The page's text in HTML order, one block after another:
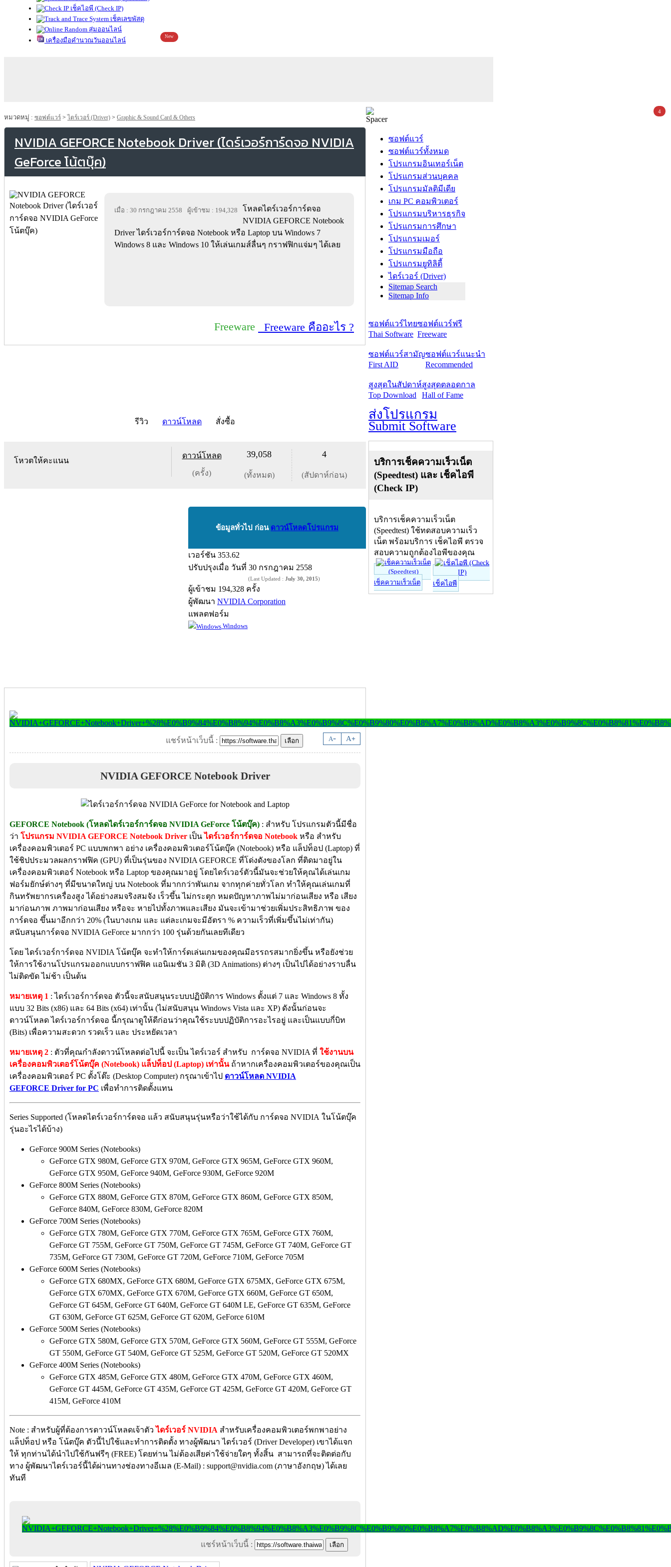
เช็คไอพี (Check IP)
เช็คเลขพัสดุ
สุ่มออนไลน์
เครื่องมือคำนวณวันออนไลน์
New
หมวดหมู่ : ซอฟต์แวร์ > ไดร์เวอร์ (Driver) > Graphic & Sound Card & Others
NVIDIA GEFORCE Notebook Driver (ไดร์เวอร์การ์ดจอ NVIDIA
GeForce โน้ตบุ๊ค)
เมื่อ : 30 กรกฎาคม 2558 ผู้เข้าชม : 194,328
โหลดไดร์เวอร์การ์ดจอ
NVIDIA GEFORCE Notebook
Driver ไดร์เวอร์การ์ดจอ Notebook หรือ Laptop บน Windows 7
Windows 8 และ Windows 10 ให้เล่นเกมส์ลื่นๆ กราฟฟิกแจ่มๆ ได้เลย
Freeware Freeware คืออะไร ?
รีวิว ดาวน์โหลด สั่งซื้อ
โหวตให้คะแนน
ดาวน์โหลด
(ครั้ง)
39,058
(ทั้งหมด)
4
(สัปดาห์ก่อน)
ข้อมูลทั่วไป ก่อน ดาวน์โหลดโปรแกรม
เวอร์ชัน 353.62
ปรับปรุงเมื่อ วันที่ 30 กรกฎาคม 2558
(Last Updated : July 30, 2015)
ผู้เข้าชม 194,328 ครั้ง
ผู้พัฒนา NVIDIA Corporation
แพลตฟอร์ม
Windows
A- A+
แชร์หน้าเว็บนี้ :
NVIDIA GEFORCE Notebook Driver
GEFORCE Notebook (โหลดไดร์เวอร์การ์ดจอ NVIDIA GeForce โน้ตบุ๊ค) : สำหรับ โปรแกรมตัวนี้มีชื่อ
ว่า โปรแกรม NVIDIA GEFORCE Notebook Driver เป็นไดร์เวอร์การ์ดจอ Notebook หรือ สำหรับ
เครื่องคอมพิวเตอร์ PC แบบพกพา อย่าง เครื่องคอมพิวเตอร์โน้ตบุ๊ค (Notebook) หรือ แล็ปท็อป (Laptop) ที่
ใช้ชิปประมวลผลกราฟฟิค (GPU) ที่เป็นรุ่นของ NVIDIA GEFORCE ที่โด่งดังของโลก ที่ติดมาอยู่ใน
เครื่องคอมพิวเตอร์ Notebook หรือ Laptop ของคุณมาอยู่ โดยไดร์เวอร์ตัวนี้มันจะช่วยให้คุณได้เล่นเกม
ฟอร์มยักษ์ต่างๆ ที่มีขนาดใหญ่ บน Notebook ที่มากกว่าพันเกม จากทุกค่ายทั่วโลก ทำให้คุณเล่นเกมที่
กินทรัพยากรเครื่องสูง ได้อย่างสมจริงสมจัง เร็วขึ้น ไม่กระตุก หมดปัญหาภาพไม่มาก่อนเสียง หรือ เสียง
มาก่อนภาพ ภาพมาก่อนเสียง หรือจะ หายไปทั้งภาพและเสียง มันจะเข้ามาช่วยเพิ่มประสิทธิภาพ ของ
การ์ดจอ ขึ้นมาอีกกว่า 20% (ในบางเกม และ แต่ละเกมจะมีอัตรา % ความเร็วที่เพิ่มขึ้นไม่เท่ากัน)
สนับสนุนการ์ดจอ NVIDIA GeForce มากกว่า 100 รุ่นด้วยกันเลยทีเดียว
โดย ไดร์เวอร์การ์ดจอ NVIDIA โน้ตบุ๊ค จะทำให้การ์ดเล่นเกมของคุณมีอรรถรสมากยิ่งขึ้น หรือยังช่วย
ให้การใช้งานโปรแกรมออกแบบกราฟฟิค แอนิเมชัน 3 มิติ (3D Animations) ต่างๆ เป็นไปได้อย่างราบลื่น
ไม่ติดขัด ไม่ช้า เป็นต้น
หมายเหตุ 1 : ไดร์เวอร์การ์ดจอ ตัวนี้จะสนับสนุนระบบปฏิบัติการ Windows ตั้งแต่ 7 และ Windows 8 ทั้ง
แบบ 32 Bits (x86) และ 64 Bits (x64) เท่านั้น (ไม่สนับสนุน Windows Vista และ XP) ดังนั้นก่อนจะ
ดาวน์โหลด ไดร์เวอร์การ์ดจอ นี้กรุณาดูให้ดีก่อนว่าคุณใช้ระบบปฏิบัติการอะไรอยู่ และเป็นแบบกี่บิท
(Bits) เพื่อความสะดวก รวดเร็ว และ ประหยัดเวลา
หมายเหตุ 2 : ตัวที่คุณกำลังดาวน์โหลดต่อไปนี้ จะเป็น ไดร์เวอร์ สำหรับ การ์ดจอ NVIDIA ที่ ใช้งานบน
เครื่องคอมพิวเตอร์โน้ตบุ๊ค (Notebook) แล็ปท็อป (Laptop) เท่านั้นถ้าหากเครื่องคอมพิวเตอร์ของคุณเป็น
เครื่องคอมพิวเตอร์ PC ตั้งโต๊ะ (Desktop Computer) กรุณาเข้าไป ดาวน์โหลด NVIDIA
GEFORCE Driver for PC เพื่อทำการติดตั้งแทน
Series Supported (โหลดไดร์เวอร์การ์ดจอ แล้ว สนับสนุนรุ่นหรือว่าใช้ได้กับ การ์ดจอ NVIDIA ในโน้ตบุ๊ค
รุ่นอะไรได้บ้าง)
GeForce 900M Series (Notebooks)
GeForce GTX 980M, GeForce GTX 970M, GeForce GTX 965M, GeForce GTX 960M,
GeForce GTX 950M, GeForce 940M, GeForce 930M, GeForce 920M
GeForce 800M Series (Notebooks)
GeForce GTX 880M, GeForce GTX 870M, GeForce GTX 860M, GeForce GTX 850M,
GeForce 840M, GeForce 830M, GeForce 820M
GeForce 700M Series (Notebooks)
GeForce GTX 780M, GeForce GTX 770M, GeForce GTX 765M, GeForce GTX 760M,
GeForce GT 755M, GeForce GT 750M, GeForce GT 745M, GeForce GT 740M, GeForce GT
735M, GeForce GT 730M, GeForce GT 720M, GeForce 710M, GeForce 705M
GeForce 600M Series (Notebooks)
GeForce GTX 680MX, GeForce GTX 680M, GeForce GTX 675MX, GeForce GTX 675M,
GeForce GTX 670MX, GeForce GTX 670M, GeForce GTX 660M, GeForce GT 650M,
GeForce GT 645M, GeForce GT 640M, GeForce GT 640M LE, GeForce GT 635M, GeForce
GT 630M, GeForce GT 625M, GeForce GT 620M, GeForce 610M
GeForce 500M Series (Notebooks)
GeForce GTX 580M, GeForce GTX 570M, GeForce GTX 560M, GeForce GT 555M, GeForce
GT 550M, GeForce GT 540M, GeForce GT 525M, GeForce GT 520M, GeForce GT 520MX
GeForce 400M Series (Notebooks)
GeForce GTX 485M, GeForce GTX 480M, GeForce GTX 470M, GeForce GTX 460M,
GeForce GT 445M, GeForce GT 435M, GeForce GT 425M, GeForce GT 420M, GeForce GT
415M, GeForce 410M
Note : สำหรับผู้ที่ต้องการดาวน์โหลดเจ้าตัวไดร์เวอร์ NVIDIA สำหรับเครื่องคอมพิวเตอร์พกพาอย่าง
แล็ปท็อป หรือ โน้ตบุ๊ค ตัวนี้ไปใช้และทำการติดตั้ง ทางผู้พัฒนา ไดร์เวอร์ (Driver Developer) เขาได้แจก
ให้ ทุกท่านได้นำไปใช้กันฟรีๆ (FREE) โดยท่าน ไม่ต้องเสียค่าใช้จ่ายใดๆ ทั้งสิ้น สามารถที่จะติดต่อกับ
ทาง ผู้พัฒนาไดร์เวอร์นี้ได้ผ่านทางช่องทางอีเมล (E-Mail) : support@nvidia.com (ภาษาอังกฤษ) ได้เลย
ทันที
แชร์หน้าเว็บนี้ :
ซอฟต์แวร์
ซอฟต์แวร์ทั้งหมด
โปรแกรมอินเทอร์เน็ต
โปรแกรมส่วนบุคคล
โปรแกรมมัลติมีเดีย
เกม PC คอมพิวเตอร์
โปรแกรมบริหารธุรกิจ
โปรแกรมการศึกษา
โปรแกรมเมอร์
โปรแกรมมือถือ
โปรแกรมยูทิลิตี้
ไดร์เวอร์ (Driver)
Sitemap Search
Sitemap Info
ซอฟต์แวร์ไทย
Thai Software
ซอฟต์แวร์ฟรี
Freeware
ซอฟต์แวร์สามัญ
First AID
ซอฟต์แวร์แนะนำ
Recommended
สูงสุดในสัปดาห์
Top Download
สูงสุดตลอดกาล
Hall of Fame
ส่งโปรแกรม
Submit Software
บริการเช็คความเร็วเน็ต
(Speedtest) และ เช็คไอพี
(Check IP)
บริการเช็คความเร็วเน็ต
(Speedtest) ใช้ทดสอบความเร็ว
เน็ต พร้อมบริการ เช็คไอพี ตรวจ
สอบความถูกต้องไอพีของคุณ
เช็คความเร็วเน็ต เช็คไอพี
4